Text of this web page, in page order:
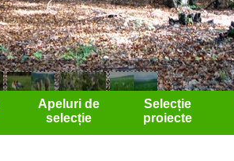
Apeluri de
selecție
Selecție
proiecte